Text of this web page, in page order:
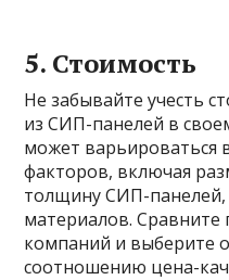
5. Стоимость
Не забывайте учесть
из СИП-панелей в
может варьироваться
факторов, включая
толщину СИП-панелей,
материалов.
компаний и выберите
соотношению цена-